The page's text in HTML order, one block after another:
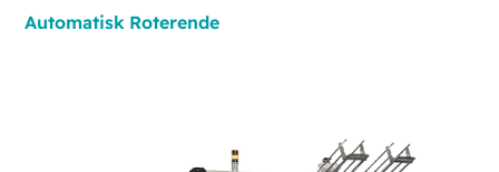
Automatisk Roterende